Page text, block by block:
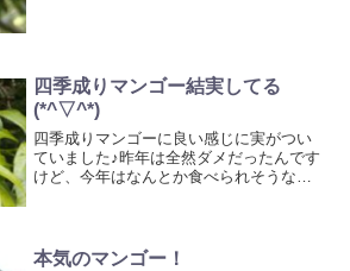
四季成りマンゴー結実してる
(*^▽^*)
四季成りマンゴーに良い感じに実がつい
ていました♪昨年は全然ダメだったんです
けど、今年はなんとか食べられそうな予
除けなどをすればもっと...
本気のマンゴー！